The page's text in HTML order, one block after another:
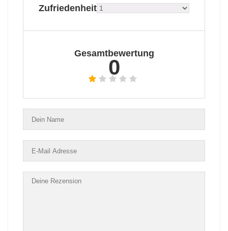
Zufriedenheit
Gesamtbewertung
0